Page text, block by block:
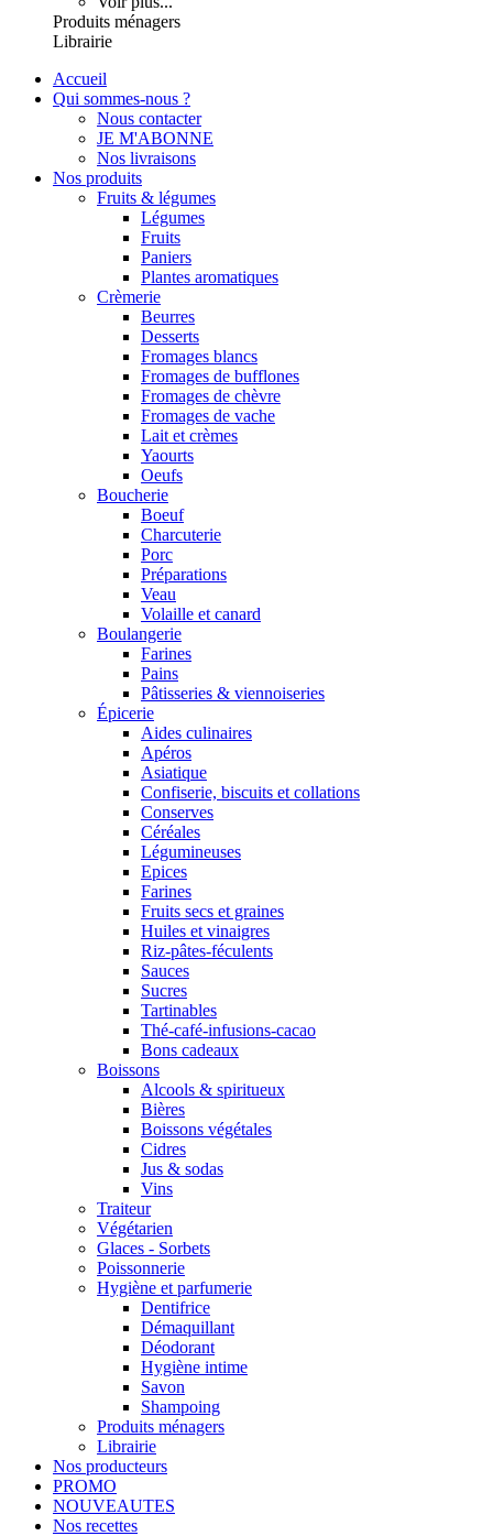
Produits ménagers
Librairie
Accueil
Qui sommes-nous ?
Nous contacter
JE M'ABONNE
Nos livraisons
Nos produits
Fruits & légumes
Légumes
Fruits
Paniers
Plantes aromatiques
Crèmerie
Beurres
Desserts
Fromages blancs
Fromages de bufflones
Fromages de chèvre
Fromages de vache
Lait et crèmes
Yaourts
Oeufs
Boucherie
Boeuf
Charcuterie
Porc
Préparations
Veau
Volaille et canard
Boulangerie
Farines
Pains
Pâtisseries & viennoiseries
Épicerie
Aides culinaires
Apéros
Asiatique
Confiserie, biscuits et collations
Conserves
Céréales
Légumineuses
Epices
Farines
Fruits secs et graines
Huiles et vinaigres
Riz-pâtes-féculents
Sauces
Sucres
Tartinables
Thé-café-infusions-cacao
Bons cadeaux
Boissons
Alcools & spiritueux
Bières
Boissons végétales
Cidres
Jus & sodas
Vins
Traiteur
Végétarien
Glaces - Sorbets
Poissonnerie
Hygiène et parfumerie
Dentifrice
Démaquillant
Déodorant
Hygiène intime
Savon
Shampoing
Produits ménagers
Librairie
Nos producteurs
PROMO
NOUVEAUTES
Nos recettes